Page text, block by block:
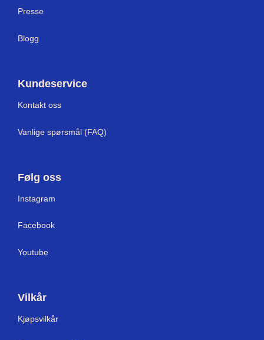
Presse
Blogg
Kundeservice
Kontakt oss
Vanlige spørsmål (FAQ)
Følg oss
Instagram
Facebook
Youtube
Vilkår
Kjøpsvilkår